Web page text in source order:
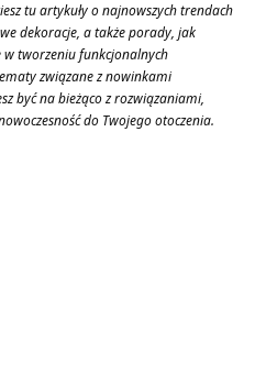
tu artykuły o najnowszych trendach
dekoracje, a także porady, jak
w tworzeniu funkcjonalnych
związane z nowinkami
być na bieżąco z rozwiązaniami,
do Twojego otoczenia.